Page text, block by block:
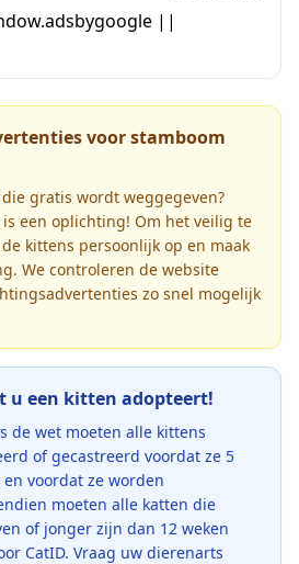
||
voor stamboom
gratis wordt weggegeven?
een oplichting! Om het veilig te
kittens persoonlijk op en maak
We controleren de website
zo snel mogelijk
u een kitten adopteert!
de wet moeten alle kittens
of gecastreerd voordat ze 5
voordat ze worden
moeten alle katten die
of jonger zijn dan 12 weken
CatID. Vraag uw dierenarts